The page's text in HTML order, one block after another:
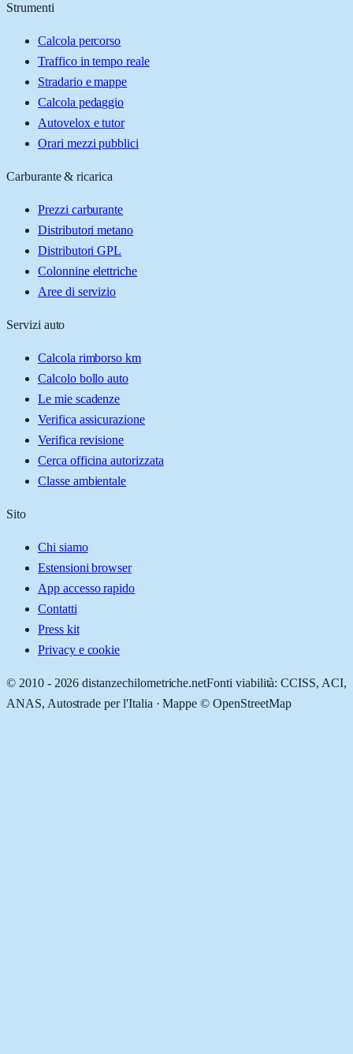
Strumenti
Calcola percorso
Traffico in tempo reale
Stradario e mappe
Calcola pedaggio
Autovelox e tutor
Orari mezzi pubblici
Carburante & ricarica
Prezzi carburante
Distributori metano
Distributori GPL
Colonnine elettriche
Aree di servizio
Servizi auto
Calcola rimborso km
Calcolo bollo auto
Le mie scadenze
Verifica assicurazione
Verifica revisione
Cerca officina autorizzata
Classe ambientale
Sito
Chi siamo
Estensioni browser
App accesso rapido
Contatti
Press kit
Privacy e cookie
© 2010 - 2026 distanzechilometriche.netFonti viabilità: CCISS, ACI,
ANAS, Autostrade per l'Italia · Mappe © OpenStreetMap